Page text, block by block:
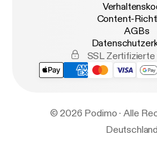
Content-
AGBs
SSL Zertifizierte
© 2026 Podimo · Alle
Deutschland